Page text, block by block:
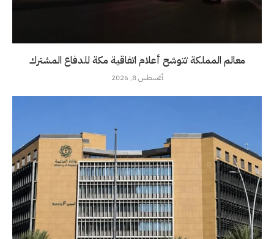
معالم المملكة تتوشح أعلام اتفاقية مكة للدفاع المشترك
أغسطس 8, 2026